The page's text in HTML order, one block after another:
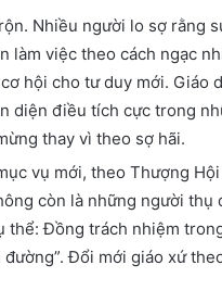
Nhiều người lo sợ rằng
làm việc theo cách ngạc
hội cho tư duy mới. Giáo
diện điều tích cực trong
thay vì theo sợ hãi.
vụ mới, theo Thượng
còn là những người thụ
thể: Đồng trách nhiệm
Đổi mới giáo xứ